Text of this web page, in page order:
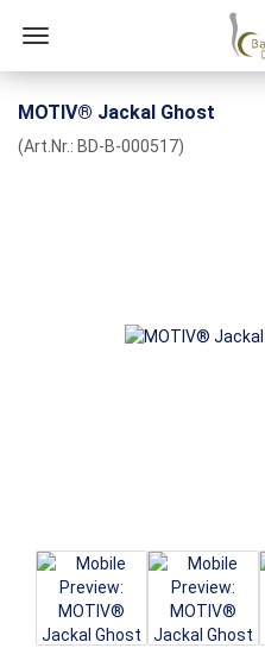
MOTIV® Jackal Ghost
(Art.Nr.: BD-B-000517)